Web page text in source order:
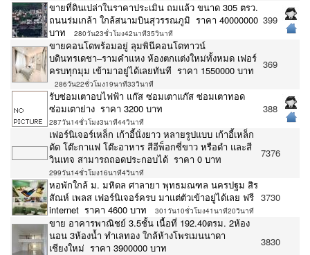
ขายที่ดินเปล่าในราคาประเมิน ถมแล้ว ขนาด 305 ตรว.
ถนนร่มเกล้า ใกล้สนามบินสุวรรณภูมิ ราคา 40000000
บาท
280วัน23ชั่วโมง42นาที35วินาที
399
ขายคอนโดพร้อมอยู่ ลุมพินีคอนโดทาวน์
บดินทรเดชา–รามคำแหง ห้องตกแต่งใหม่ทั้งหมด เฟอร์
ครบทุกมุม เข้ามาอยู่ได้เลยทันที ราคา 1550000 บาท
286วัน22ชั่วโมง19นาที33วินาที
369
รับซ่อมเตาอบไฟฟ้า แก๊ส ซ่อมเตาแก๊ส ซ่อมเตาทอด
ซ่อมเตาย่าง ราคา 3200 บาท
287วัน14ชั่วโมง3นาที44วินาที
388
เฟอร์นิเจอร์เหล็ก เก้าอี้นั่งยาว หลายรูปแบบ เก้าอี้เหล็ก
ดัด โต๊ะกาแฟ โต๊ะอาหาร สีอีพ็อกซี่ขาว หรือดำ และสี
วินเทจ สามารถถอดประกอบได้ ราคา 0 บาท
299วัน14ชั่วโมง16นาที4วินาที
7376
หอพักใกล้ ม. มหิดล ศาลายา พุทธมณฑล นครปฐม สิร
สัณห์ เพลส เฟอร์นิเจอร์ครบ มาแต่ตัวเข้าอยู่ได้เลย ฟรี
internet ราคา 4600 บาท
301วัน10ชั่วโมง41นาที20วินาที
3730
ขาย อาคารพาณิชย์ 3.5ชั้น เนื้อที่ 192.40ตรม. 2ห้อง
นอน 3ห้องน้ำ ทำเลทอง ใกล้ห้างโพรเมนนาดา
เชียงใหม่ ราคา 3900000 บาท
3830